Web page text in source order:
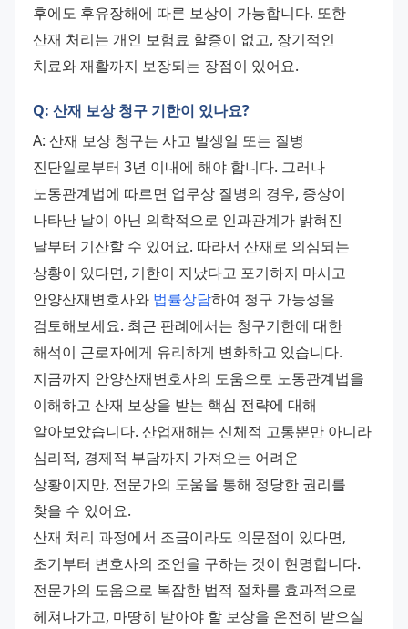
후에도 후유장해에 따른 보상이 가능합니다. 또한
산재 처리는 개인 보험료 할증이 없고, 장기적인
치료와 재활까지 보장되는 장점이 있어요.
Q: 산재 보상 청구 기한이 있나요?
A: 산재 보상 청구는 사고 발생일 또는 질병
진단일로부터 3년 이내에 해야 합니다. 그러나
노동관계법에 따르면 업무상 질병의 경우, 증상이
나타난 날이 아닌 의학적으로 인과관계가 밝혀진
날부터 기산할 수 있어요. 따라서 산재로 의심되는
상황이 있다면, 기한이 지났다고 포기하지 마시고
안양산재변호사와 법률상담하여 청구 가능성을
검토해보세요. 최근 판례에서는 청구기한에 대한
해석이 근로자에게 유리하게 변화하고 있습니다.
지금까지 안양산재변호사의 도움으로 노동관계법을
이해하고 산재 보상을 받는 핵심 전략에 대해
알아보았습니다. 산업재해는 신체적 고통뿐만 아니라
심리적, 경제적 부담까지 가져오는 어려운
상황이지만, 전문가의 도움을 통해 정당한 권리를
찾을 수 있어요.
산재 처리 과정에서 조금이라도 의문점이 있다면,
초기부터 변호사의 조언을 구하는 것이 현명합니다.
전문가의 도움으로 복잡한 법적 절차를 효과적으로
헤쳐나가고, 마땅히 받아야 할 보상을 온전히 받으실